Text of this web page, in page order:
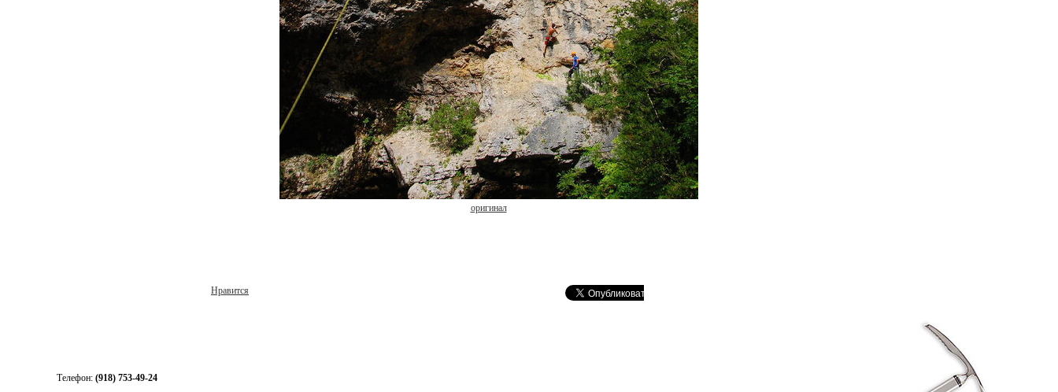
оригинал
Нравится
Телефон: (918) 753-49-24